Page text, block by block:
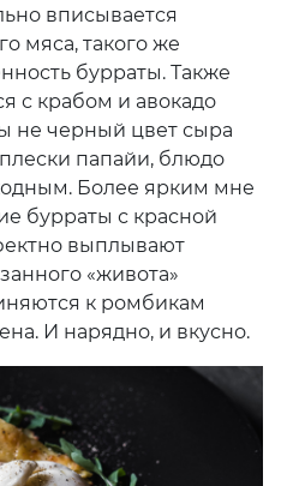
вписывается
мяса, такого же
бурраты. Также
с крабом и авокадо
не черный цвет сыра
папайи, блюдо
Более ярким мне
бурраты с красной
выплывают
«живота»
к ромбикам
И нарядно, и вкусно.